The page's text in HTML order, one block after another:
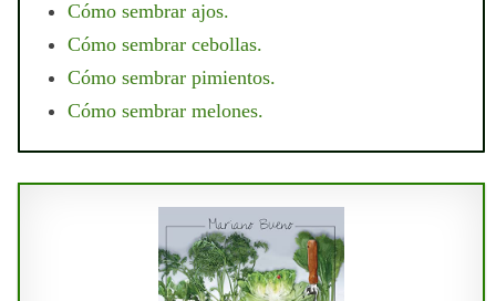
Cómo sembrar ajos.
Cómo sembrar cebollas.
Cómo sembrar pimientos.
Cómo sembrar melones.